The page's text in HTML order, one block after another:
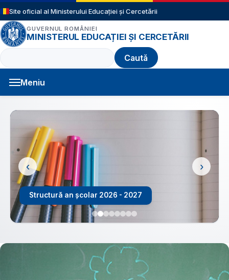
Sari la conținutul principal
Site oficial al Ministerului Educației și Cercetării
GUVERNUL ROMÂNIEI
MINISTERUL EDUCAȚIEI ȘI CERCETĂRII
Caută
Meniu
Structură an școlar 2026 - 2027
‹ ›